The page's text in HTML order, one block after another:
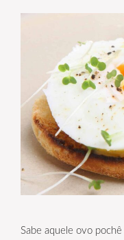
Sabe aquele ovo